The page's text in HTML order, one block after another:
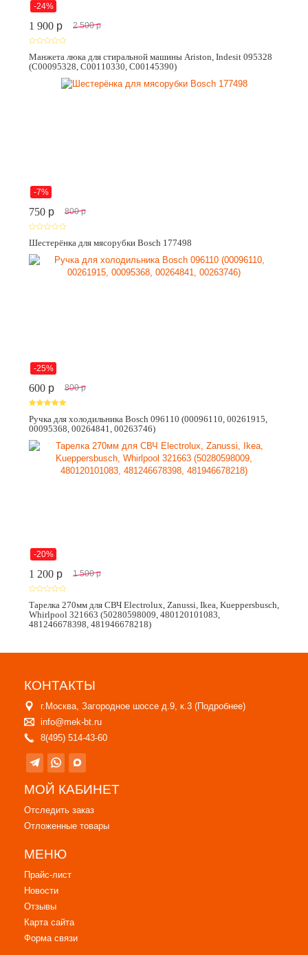
-24%
1 900 p 2 500 p
Манжета люка для стиральной машины Ariston, Indesit 095328
(C00095328, C00110330, C00145390)
-7%
750 p 800 p
Шестерёнка для мясорубки Bosch 177498
-25%
600 p 800 p
Ручка для холодильника Bosch 096110 (00096110, 00261915,
00095368, 00264841, 00263746)
-20%
1 200 p 1 500 p
Тарелка 270мм для СВЧ Electrolux, Zanussi, Ikea, Kueppersbusch,
Whirlpool 321663 (50280598009, 480120101083,
481246678398, 481946678218)
КОНТАКТЫ
г.Москва, Загородное шоссе д.9, к.3 (Подробнее)
info@mek-bt.ru
8(495) 514-43-60
МОЙ КАБИНЕТ
Отследить заказ
Отложенные товары
МЕНЮ
Прайс-лист
Новости
Отзывы
Карта сайта
Форма связи